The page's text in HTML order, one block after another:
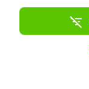
filter_list_off